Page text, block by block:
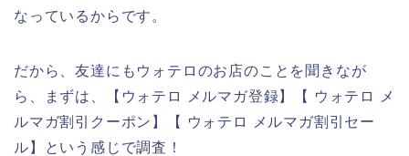
なっているからです。
だから、友達にもウォテロのお店のことを聞きなが
ら、まずは、【ウォテロ メルマガ登録】【 ウォテロ メ
ルマガ割引クーポン】【 ウォテロ メルマガ割引セー
ル】という感じで調査！